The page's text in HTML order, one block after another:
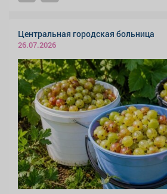
Центральная городская больница
26.07.2026